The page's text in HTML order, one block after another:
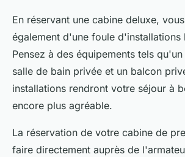
En réservant une cabine deluxe,
également d'une foule d'installations
Pensez à des équipements tels
salle de bain privée et un balcon
installations rendront votre séjour à
encore plus agréable.
La réservation de votre cabine de
faire directement auprès de l'